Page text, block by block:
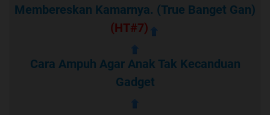
Membereskan Kamarnya. (True Banget Gan)
(HT#7)
Cara Ampuh Agar Anak Tak Kecanduan
Gadget